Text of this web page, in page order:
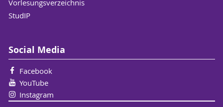
Vorlesungsverzeichnis
StudIP
Social Media
Facebook
YouTube
Instagram